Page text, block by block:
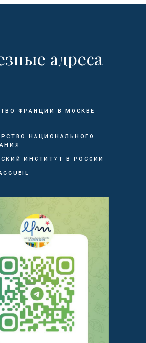
адреса
ФРАНЦИИ В МОСКВЕ
НАЦИОНАЛЬНОГО
ИНСТИТУТ В РОССИИ